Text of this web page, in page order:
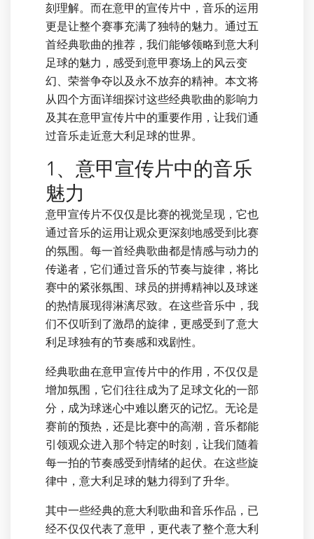
刻理解。而在意甲的宣传片中，音乐的运用
更是让整个赛事充满了独特的魅力。通过五
首经典歌曲的推荐，我们能够领略到意大利
足球的魅力，感受到意甲赛场上的风云变
幻、荣誉争夺以及永不放弃的精神。本文将
从四个方面详细探讨这些经典歌曲的影响力
及其在意甲宣传片中的重要作用，让我们通
过音乐走近意大利足球的世界。
1、意甲宣传片中的音乐
魅力
意甲宣传片不仅仅是比赛的视觉呈现，它也
通过音乐的运用让观众更深刻地感受到比赛
的氛围。每一首经典歌曲都是情感与动力的
传递者，它们通过音乐的节奏与旋律，将比
赛中的紧张氛围、球员的拼搏精神以及球迷
的热情展现得淋漓尽致。在这些音乐中，我
们不仅听到了激昂的旋律，更感受到了意大
利足球独有的节奏感和戏剧性。
经典歌曲在意甲宣传片中的作用，不仅仅是
增加氛围，它们往往成为了足球文化的一部
分，成为球迷心中难以磨灭的记忆。无论是
赛前的预热，还是比赛中的高潮，音乐都能
引领观众进入那个特定的时刻，让我们随着
每一拍的节奏感受到情绪的起伏。在这些旋
律中，意大利足球的魅力得到了升华。
其中一些经典的意大利歌曲和音乐作品，已
经不仅仅代表了意甲，更代表了整个意大利